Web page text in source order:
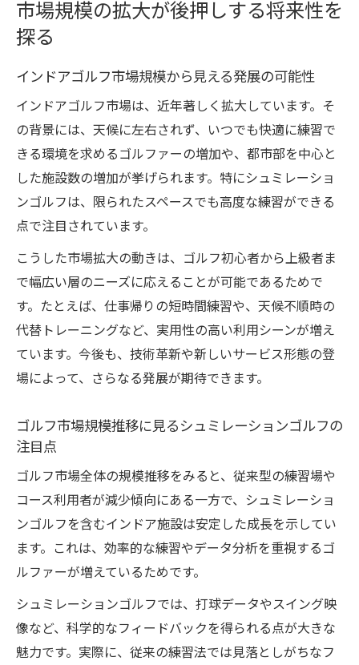
市場規模の拡大が後押しする将来性を
探る
インドアゴルフ市場規模から見える発展の可能性
インドアゴルフ市場は、近年著しく拡大しています。そ
の背景には、天候に左右されず、いつでも快適に練習で
きる環境を求めるゴルファーの増加や、都市部を中心と
した施設数の増加が挙げられます。特にシュミレーショ
ンゴルフは、限られたスペースでも高度な練習ができる
点で注目されています。
こうした市場拡大の動きは、ゴルフ初心者から上級者ま
で幅広い層のニーズに応えることが可能であるためで
す。たとえば、仕事帰りの短時間練習や、天候不順時の
代替トレーニングなど、実用性の高い利用シーンが増え
ています。今後も、技術革新や新しいサービス形態の登
場によって、さらなる発展が期待できます。
ゴルフ市場規模推移に見るシュミレーションゴルフの
注目点
ゴルフ市場全体の規模推移をみると、従来型の練習場や
コース利用者が減少傾向にある一方で、シュミレーショ
ンゴルフを含むインドア施設は安定した成長を示してい
ます。これは、効率的な練習やデータ分析を重視するゴ
ルファーが増えているためです。
シュミレーションゴルフでは、打球データやスイング映
像など、科学的なフィードバックを得られる点が大きな
魅力です。実際に、従来の練習法では見落としがちなフ